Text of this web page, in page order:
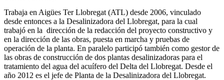
Trabaja en Aigües Ter Llobregat (ATL) desde 2006, vinculado
desde entonces a la Desalinizadora del Llobregat, para la cual
trabajó en la dirección de la redacción del proyecto constructivo y
en la dirección de las obras, puesta en marcha y pruebas de
operación de la planta. En paralelo participó también como gestor de
las obras de construcción de dos plantas desalinizadoras para el
tratamiento del agua del acuífero del Delta del Llobregat. Desde el
año 2012 es el jefe de Planta de la Desalinizadora del Llobregat.